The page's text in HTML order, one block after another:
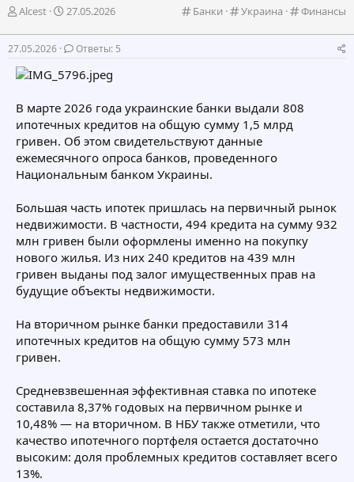
К
т
и
я
Банки
К
т
и
я
Украина
К
т
и
Финансы
А
т
о
р
т
м
ы
Alcest
Д
т
а
а
а
л
а
27.05.2026
27.05.2026 Ответы: 5
В марте 2026 года украинские банки выдали 808
ипотечных кредитов на общую сумму 1,5 млрд
гривен. Об этом свидетельствуют данные
ежемесячного опроса банков, проведенного
Национальным банком Украины.
Большая часть ипотек пришлась на первичный рынок
недвижимости. В частности, 494 кредита на сумму 932
млн гривен были оформлены именно на покупку
нового жилья. Из них 240 кредитов на 439 млн
гривен выданы под залог имущественных прав на
будущие объекты недвижимости.
На вторичном рынке банки предоставили 314
ипотечных кредитов на общую сумму 573 млн
гривен.
Средневзвешенная эффективная ставка по ипотеке
составила 8,37% годовых на первичном рынке и
10,48% — на вторичном. В НБУ также отметили, что
качество ипотечного портфеля остается достаточно
высоким: доля проблемных кредитов составляет всего
13%.